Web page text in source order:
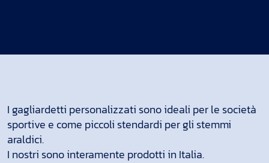
I gagliardetti personalizzati sono ideali per le società
sportive e come piccoli stendardi per gli stemmi
araldici.
I nostri sono interamente prodotti in Italia.